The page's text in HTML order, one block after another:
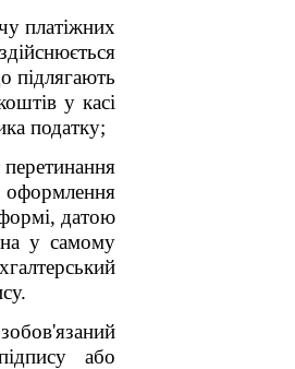
платіжних
підлягають
у касі
податку;
перетинання
датою
у самому
або